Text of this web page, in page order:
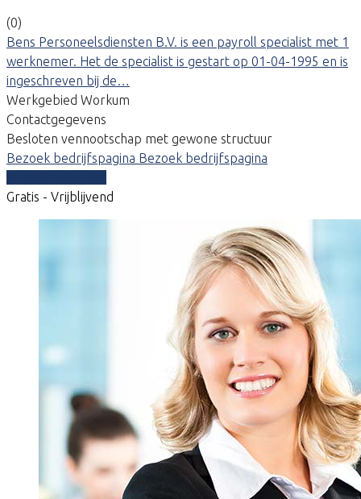
(0)
Bens Personeelsdiensten B.V. is een payroll specialist met 1
werknemer. Het de specialist is gestart op 01-04-1995 en is
ingeschreven bij de…
Werkgebied Workum
Contactgegevens
Besloten vennootschap met gewone structuur
Bezoek bedrijfspagina Bezoek bedrijfspagina
Gratis - Vrijblijvend